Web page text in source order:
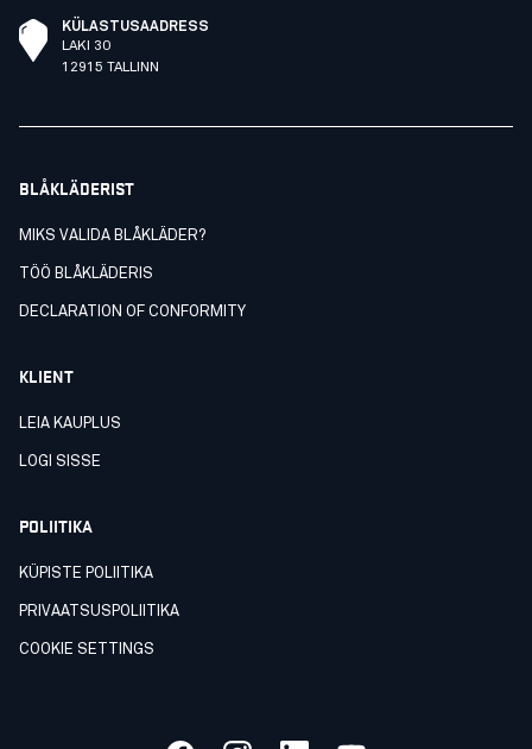
KÜLASTUSAADRESS
LAKI 30
12915 TALLINN
BLÅKLÄDERIST
MIKS VALIDA BLÅKLÄDER?
TÖÖ BLÅKLÄDERIS
DECLARATION OF CONFORMITY
KLIENT
LEIA KAUPLUS
LOGI SISSE
POLIITIKA
KÜPISTE POLIITIKA
PRIVAATSUSPOLIITIKA
COOKIE SETTINGS